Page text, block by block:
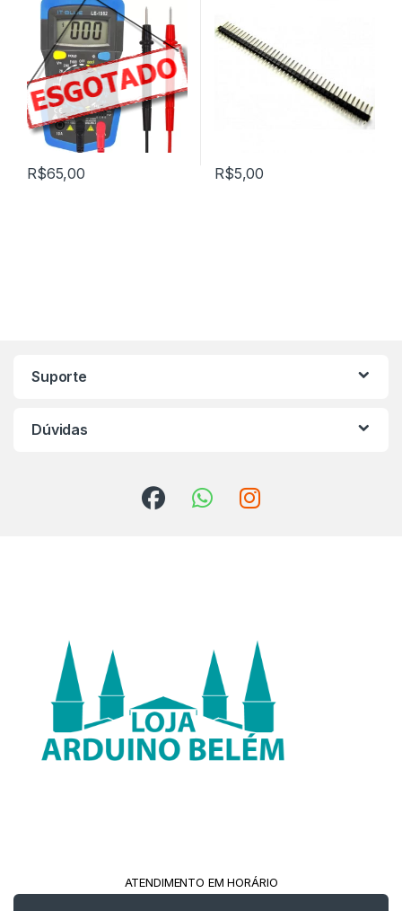
R$65,00 R$5,00
Suporte
Dúvidas
ATENDIMENTO EM HORÁRIO
COMERCIAL!